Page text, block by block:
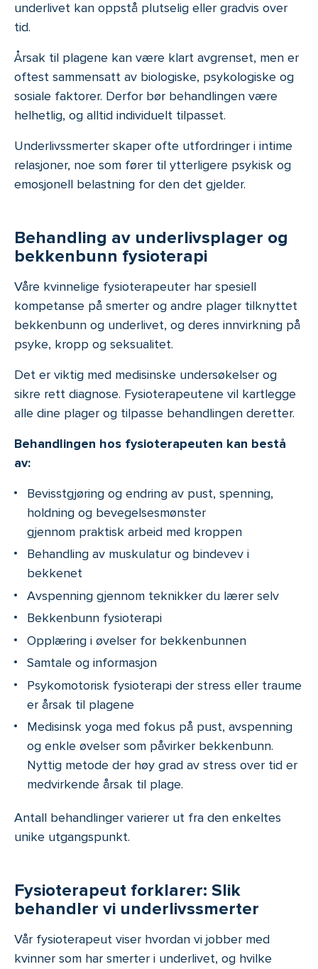
underlivet kan oppstå plutselig eller gradvis over
tid.
Årsak til plagene kan være klart avgrenset, men er
oftest sammensatt av biologiske, psykologiske og
sosiale faktorer. Derfor bør behandlingen være
helhetlig, og alltid individuelt tilpasset.
Underlivssmerter skaper ofte utfordringer i intime
relasjoner, noe som fører til ytterligere psykisk og
emosjonell belastning for den det gjelder.
Behandling av underlivsplager og
bekkenbunn fysioterapi
Våre kvinnelige fysioterapeuter har spesiell
kompetanse på smerter og andre plager tilknyttet
bekkenbunn og underlivet, og deres innvirkning på
psyke, kropp og seksualitet.
Det er viktig med medisinske undersøkelser og
sikre rett diagnose. Fysioterapeutene vil kartlegge
alle dine plager og tilpasse behandlingen deretter.
Behandlingen hos fysioterapeuten kan bestå
av:
Bevisstgjøring og endring av pust, spenning,
holdning og bevegelsesmønster
gjennom praktisk arbeid med kroppen
Behandling av muskulatur og bindevev i
bekkenet
Avspenning gjennom teknikker du lærer selv
Bekkenbunn fysioterapi
Opplæring i øvelser for bekkenbunnen
Samtale og informasjon
Psykomotorisk fysioterapi der stress eller traume
er årsak til plagene
Medisinsk yoga med fokus på pust, avspenning
og enkle øvelser som påvirker bekkenbunn.
Nyttig metode der høy grad av stress over tid er
medvirkende årsak til plage.
Antall behandlinger varierer ut fra den enkeltes
unike utgangspunkt.
Fysioterapeut forklarer: Slik
behandler vi underlivssmerter
Vår fysioterapeut viser hvordan vi jobber med
kvinner som har smerter i underlivet, og hvilke